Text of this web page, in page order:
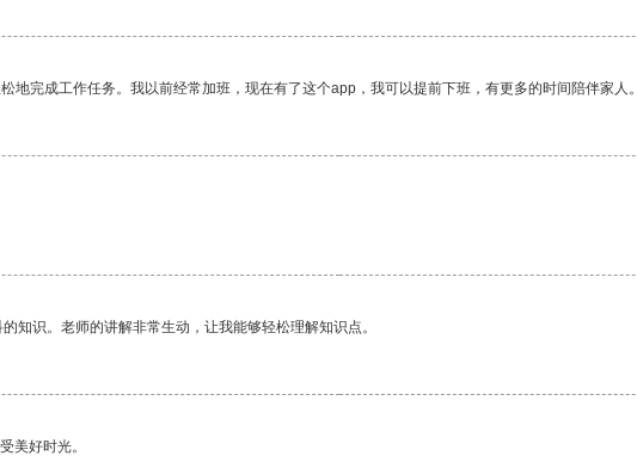
地完成工作任务。我以前经常加班，现在有了这个app，我可以提前下班，有更多的时间陪伴家人。
知识。老师的讲解非常生动，让我能够轻松理解知识点。
美好时光。